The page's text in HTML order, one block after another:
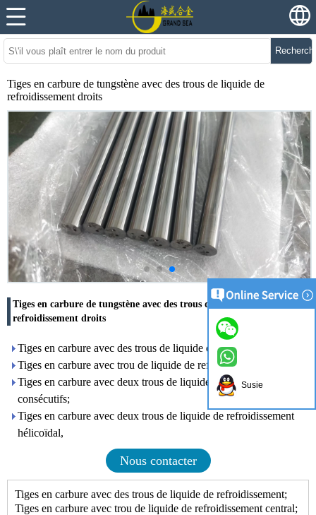
Tiges en carbure de tungstène avec des trous de liquide de
refroidissement droits
Tiges en carbure de tungstène avec des trous de liquide de
refroidissement droits
Tiges en carbure avec des trous de liquide de refroidissement;
Tiges en carbure avec trou de liquide de refroidissement central;
Tiges en carbure avec deux trous de liquide de refroidissement
consécutifs;
Tiges en carbure avec deux trous de liquide de refroidissement
hélicoïdal,
Nous contacter
Tiges en carbure avec des trous de liquide de refroidissement;
Tiges en carbure avec trou de liquide de refroidissement central;
Susie